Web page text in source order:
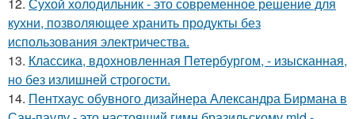
12. Сухой холодильник - это современное решение для
кухни, позволяющее хранить продукты без
использования электричества.
13. Классика, вдохновленная Петербургом, - изысканная,
но без излишней строгости.
14. Пентхаус обувного дизайнера Александра Бирмана в